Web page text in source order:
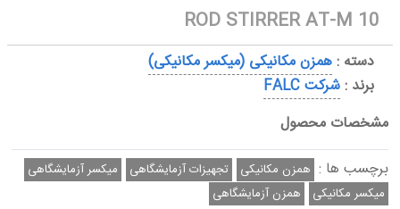
ROD STIRRER AT-M 10
دسته :همزن مکانیکی (میکسر مکانیکی)
برند :شرکت FALC
مشخصات محصول
برچسب ها : همزن مکانیکی تجهیزات آزمایشگاهی
میکسر آزمایشگاهی
میکسر مکانیکی
همزن آزمایشگاهی